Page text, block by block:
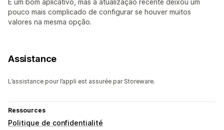
É um bom aplicativo, mas a atualização recente deixou um
pouco mais complicado de configurar se houver muitos
valores na mesma opção.
Assistance
L’assistance pour l’appli est assurée par Storeware.
Ressources
Politique de confidentialité